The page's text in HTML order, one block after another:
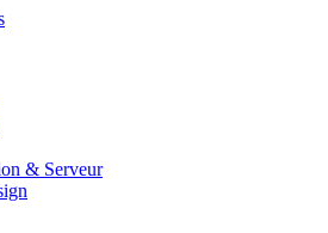
& Serveur